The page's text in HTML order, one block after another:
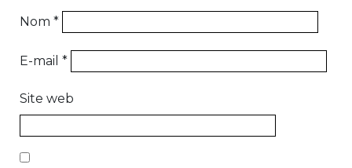
Nom *
E-mail *
Site web